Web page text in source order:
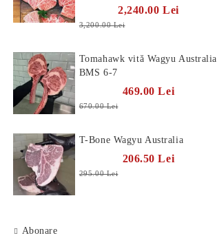
2,240.00 Lei
3,200.00 Lei
Tomahawk vită Wagyu Australia
BMS 6-7
469.00 Lei
670.00 Lei
T-Bone Wagyu Australia
206.50 Lei
295.00 Lei
Abonare